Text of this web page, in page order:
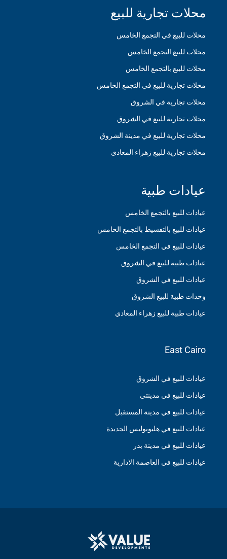
محلات تجارية للبيع
محلات للبيع في التجمع الخامس
محلات للبيع التجمع الخامس
محلات للبيع بالتجمع الخامس
محلات تجارية للبيع في التجمع الخامس
محلات تجارية في الشروق
محلات تجارية للبيع في الشروق
محلات تجارية للبيع في مدينة الشروق
محلات تجارية للبيع زهراء المعادي
عيادات طبية
عيادات للبيع بالتجمع الخامس
عيادات للبيع بالتقسيط بالتجمع الخامس
عيادات للبيع في التجمع الخامس
عيادات طبية للبيع في الشروق
عيادات للبيع في الشروق
وحدات طبية للبيع الشروق
عيادات طبية للبيع زهراء المعادي
East Cairo
عيادات للبيع في الشروق
عيادات للبيع في مدينتي
عيادات للبيع في مدينة المستقبل
عيادات للبيع في هليوبوليس الجديدة
عيادات للبيع في مدينة بدر
عيادات للبيع في العاصمة الادارية